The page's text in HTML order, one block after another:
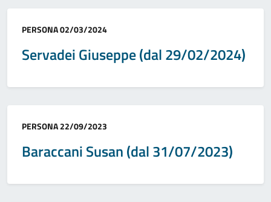
Categoria:
PERSONA02/03/2024
Servadei Giuseppe (dal 29/02/2024)
Categoria:
PERSONA22/09/2023
Baraccani Susan (dal 31/07/2023)